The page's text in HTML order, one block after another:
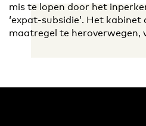
mis te lopen door het
‘expat-subsidie’. Het
maatregel te heroverwegen,